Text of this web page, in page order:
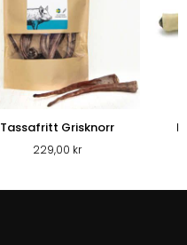
Tassafritt Grisknorr
229,00 kr